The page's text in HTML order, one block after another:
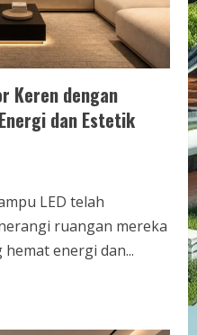
Keren dengan
dan Estetik
LED telah
ruangan mereka
energi dan...